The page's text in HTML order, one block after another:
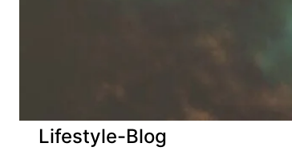
Lifestyle-Blog